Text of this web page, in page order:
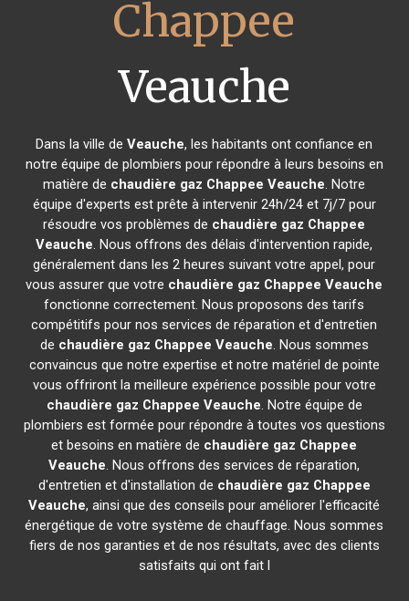
Chappee
Veauche
Dans la ville deVeauche, les habitants ont confiance en
notre équipe de plombiers pour répondre à leurs besoins en
matière de chaudière gaz Chappee Veauche. Notre
équipe d'experts est prête à intervenir 24h/24 et 7j/7 pour
résoudre vos problèmes de chaudière gaz Chappee
Veauche. Nous offrons des délais d'intervention rapide,
généralement dans les 2 heures suivant votre appel, pour
vous assurer que votre chaudière gaz Chappee Veauche
fonctionne correctement. Nous proposons des tarifs
compétitifs pour nos services de réparation et d'entretien
de chaudière gaz Chappee Veauche. Nous sommes
convaincus que notre expertise et notre matériel de pointe
vous offriront la meilleure expérience possible pour votre
chaudière gaz Chappee Veauche. Notre équipe de
plombiers est formée pour répondre à toutes vos questions
et besoins en matière de chaudière gaz Chappee
Veauche. Nous offrons des services de réparation,
d'entretien et d'installation de chaudière gaz Chappee
Veauche, ainsi que des conseils pour améliorer l'efficacité
énergétique de votre système de chauffage. Nous sommes
fiers de nos garanties et de nos résultats, avec des clients
satisfaits qui ont fait l